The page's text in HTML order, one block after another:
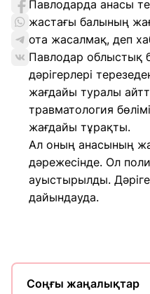
Павлодарда анасы
жастағы балының
ота жасалмақ, деп
Павлодар облыстық
дәрігерлері
жағдайы туралы
травматология
жағдайы тұрақты.
Ал оның анасының
дәрежесінде. Ол
ауыстырылды.
дайындауда.
Соңғы жаңалықтар